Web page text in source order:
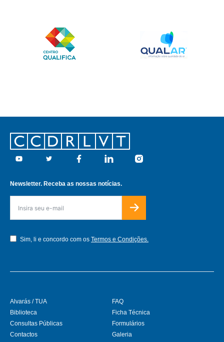
Footer
Youtube Twitter Facebook Linkedin Instagram
Newsletter. Receba as nossas notícias.
Sim, li e concordo com os Termos e Condições.
Alvarás / TUA
Biblioteca
Consultas Públicas
Contactos
FAQ
Ficha Técnica
Formulários
Galeria